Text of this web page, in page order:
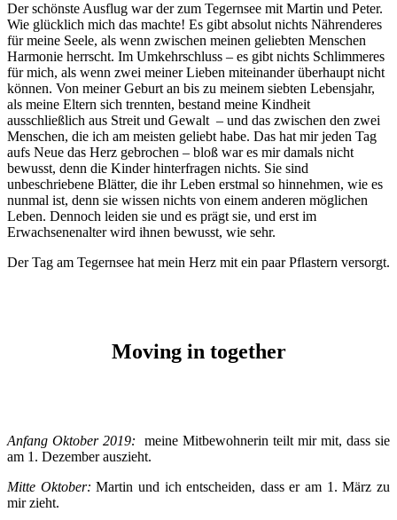
Der schönste Ausflug war der zum Tegernsee mit Martin und Peter.
Wie glücklich mich das machte! Es gibt absolut nichts Nährenderes
für meine Seele, als wenn zwischen meinen geliebten Menschen
Harmonie herrscht. Im Umkehrschluss – es gibt nichts Schlimmeres
für mich, als wenn zwei meiner Lieben miteinander überhaupt nicht
können. Von meiner Geburt an bis zu meinem siebten Lebensjahr,
als meine Eltern sich trennten, bestand meine Kindheit
ausschließlich aus Streit und Gewalt – und das zwischen den zwei
Menschen, die ich am meisten geliebt habe. Das hat mir jeden Tag
aufs Neue das Herz gebrochen – bloß war es mir damals nicht
bewusst, denn die Kinder hinterfragen nichts. Sie sind
unbeschriebene Blätter, die ihr Leben erstmal so hinnehmen, wie es
nunmal ist, denn sie wissen nichts von einem anderen möglichen
Leben. Dennoch leiden sie und es prägt sie, und erst im
Erwachsenenalter wird ihnen bewusst, wie sehr.
Der Tag am Tegernsee hat mein Herz mit ein paar Pflastern versorgt.
Moving in together
Anfang Oktober 2019: meine Mitbewohnerin teilt mir mit, dass sie
am 1. Dezember auszieht.
Mitte Oktober: Martin und ich entscheiden, dass er am 1. März zu
mir zieht.